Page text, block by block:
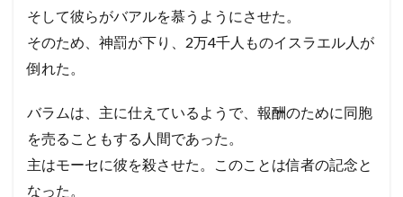
そして彼らがバアルを慕うようにさせた。
そのため、神罰が下り、2万4千人ものイスラエル人が
倒れた。
バラムは、主に仕えているようで、報酬のために同胞
を売ることもする人間であった。
主はモーセに彼を殺させた。このことは信者の記念と
なった。